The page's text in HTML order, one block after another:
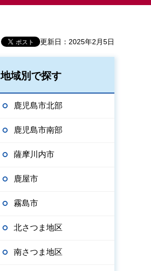
更新日：2025年2月5日
地域別で探す
鹿児島市北部
鹿児島市南部
薩摩川内市
鹿屋市
霧島市
北さつま地区
南さつま地区